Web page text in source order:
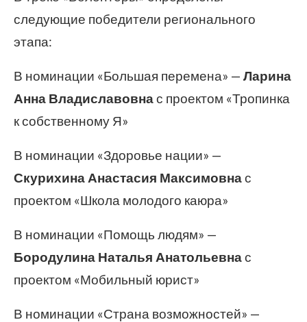
следующие победители регионального
этапа:
В номинации «Большая перемена» — Ларина
Анна Владиславовнас проектом «Тропинка
к собственному Я»
В номинации «Здоровье нации» —
Скурихина Анастасия Максимовнас
проектом «Школа молодого каюра»
В номинации «Помощь людям» —
Бородулина Наталья Анатольевнас
проектом «Мобильный юрист»
В номинации «Страна возможностей» —